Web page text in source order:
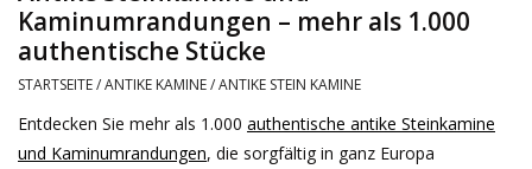
Tische
Kaminumrandungen – mehr als 1.000
authentische Stücke
STARTSEITE/ANTIKE KAMINE/ANTIKE STEIN KAMINE
Entdecken Sie mehr als 1.000 authentische antike Steinkamine
und Kaminumrandungen, die sorgfältig in ganz Europa